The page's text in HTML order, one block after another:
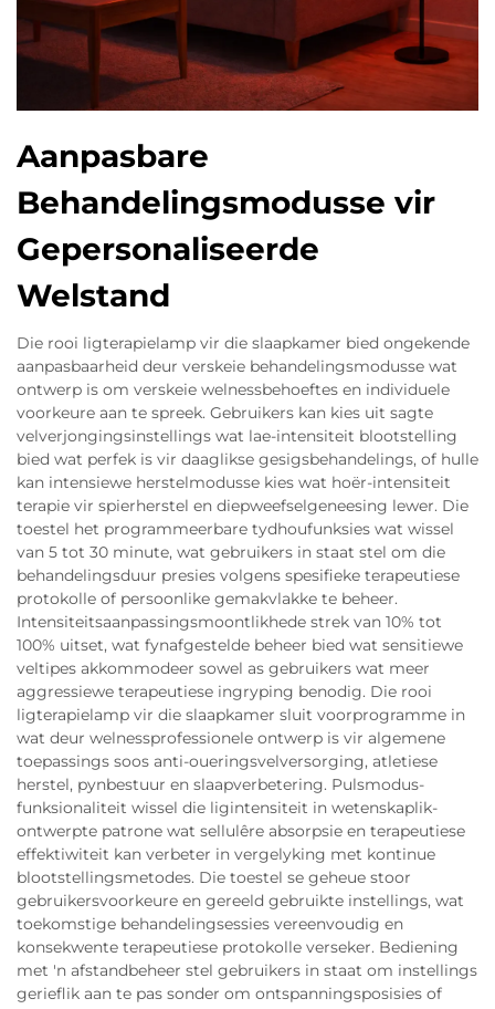
Aanpasbare
Behandelingsmodusse vir
Gepersonaliseerde
Welstand
Die rooi ligterapielamp vir die slaapkamer bied ongekende
aanpasbaarheid deur verskeie behandelingsmodusse wat
ontwerp is om verskeie welnessbehoeftes en individuele
voorkeure aan te spreek. Gebruikers kan kies uit sagte
velverjongingsinstellings wat lae-intensiteit blootstelling
bied wat perfek is vir daaglikse gesigsbehandelings, of hulle
kan intensiewe herstelmodusse kies wat hoër-intensiteit
terapie vir spierherstel en diepweefselgeneesing lewer. Die
toestel het programmeerbare tydhoufunksies wat wissel
van 5 tot 30 minute, wat gebruikers in staat stel om die
behandelingsduur presies volgens spesifieke terapeutiese
protokolle of persoonlike gemakvlakke te beheer.
Intensiteitsaanpassingsmoontlikhede strek van 10% tot
100% uitset, wat fynafgestelde beheer bied wat sensitiewe
veltipes akkommodeer sowel as gebruikers wat meer
aggressiewe terapeutiese ingryping benodig. Die rooi
ligterapielamp vir die slaapkamer sluit voorprogramme in
wat deur welnessprofessionele ontwerp is vir algemene
toepassings soos anti-oueringsvelversorging, atletiese
herstel, pynbestuur en slaapverbetering. Pulsmodus-
funksionaliteit wissel die ligintensiteit in wetenskaplik-
ontwerpte patrone wat sellulêre absorpsie en terapeutiese
effektiwiteit kan verbeter in vergelyking met kontinue
blootstellingsmetodes. Die toestel se geheue stoor
gebruikersvoorkeure en gereeld gebruikte instellings, wat
toekomstige behandelingsessies vereenvoudig en
konsekwente terapeutiese protokolle verseker. Bediening
met 'n afstandbeheer stel gebruikers in staat om instellings
gerieflik aan te pas sonder om ontspanningsposisies of